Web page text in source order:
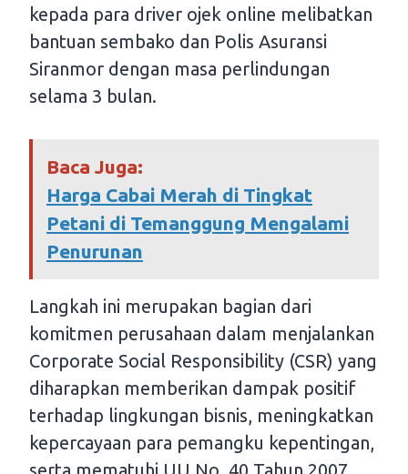
kepada para driver ojek online melibatkan
bantuan sembako dan Polis Asuransi
Siranmor dengan masa perlindungan
selama 3 bulan.
Baca Juga:
Harga Cabai Merah di Tingkat
Petani di Temanggung Mengalami
Penurunan
Langkah ini merupakan bagian dari
komitmen perusahaan dalam menjalankan
Corporate Social Responsibility (CSR) yang
diharapkan memberikan dampak positif
terhadap lingkungan bisnis, meningkatkan
kepercayaan para pemangku kepentingan,